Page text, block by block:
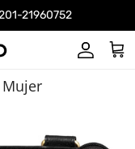
21960752
Cuenta